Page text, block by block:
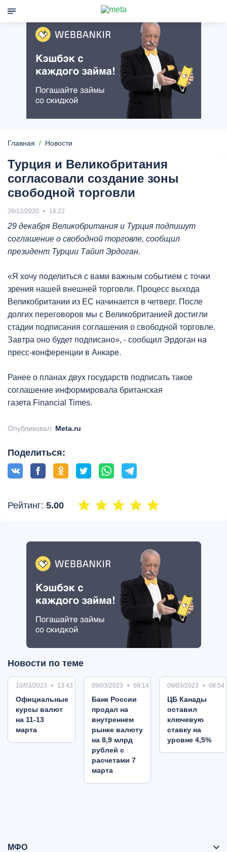
Главная Новости
Турция и Великобритания
согласовали создание зоны
свободной торговли
28/12/2020 16:22
29 декабря Великобритания и Турция подпишут
соглашение о свободной торговле, сообщил
президент Турции Тайип Эрдоган.
«Я хочу поделиться с вами важным событием с точки
зрения нашей внешней торговли. Процесс выхода
Великобритании из ЕС начинается в четверг. После
долгих переговоров мы с Великобританией достигли
стадии подписания соглашения о свободной торговле.
Завтра оно будет подписано», - сообщил Эрдоган на
пресс-конференции в Анкаре.
Ранее о планах двух государств подписать такое
соглашение информировала британская
газета Financial Times.
Опубликовал: Meta.ru
Поделиться:
Рейтинг: 5.00
Новости по теме
10/03/2023 13:43
Oфициальные
курсы валют
на 11-13
марта
09/03/2023 09:14
Банк России
продал на
внутреннем
рынке валюту
на 8,9 млрд
рублей с
расчетами 7
марта
09/03/2023 08:54
ЦБ Канады
оставил
ключевую
ставку на
уровне 4,5%
МФО